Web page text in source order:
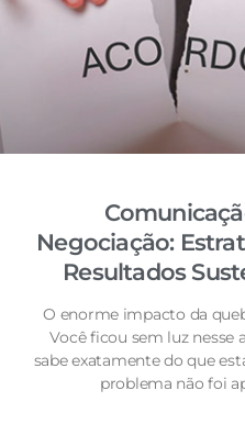
Negociação:
Resultados
O enorme impacto da
Você ficou sem luz nesse
sabe exatamente do que
problema não foi